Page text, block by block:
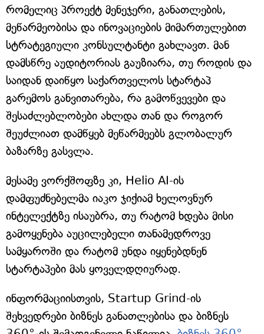
რომელიც პროექტ მენეჯერი, განათლების,
მეწარმეობისა და ინოვაციების მიმართულებით
სტრატეგიული კონსულტანტი გახლავთ. მან
დამსწრე აუდიტორიას გაუზიარა, თუ როდის და
საიდან დაიწყო საქართველოს სტარტაპ
გარემოს განვითარება, რა გამოწვევები და
შესაძლებლობები ახლდა თან და როგორ
შეუძლიათ დამწყებ მეწარმეებს გლობალურ
ბაზარზე გასვლა.
მესამე ვორქშოფზე კი, Helio AI-ის
დამფუძნებელმა იაკო ჯიქიამ ხელოვნურ
ინტელექტზე ისაუბრა, თუ რატომ ხდება მისი
გამოყენება აუცილებელი თანამედროვე
სამყაროში და რატომ უნდა იყენებდნენ
სტარტაპები მას ყოველდღიურად.
ინფორმაციისთვის, Startup Grind-ის
შეხვედრები ბიზნეს განათლებისა და ბიზნეს